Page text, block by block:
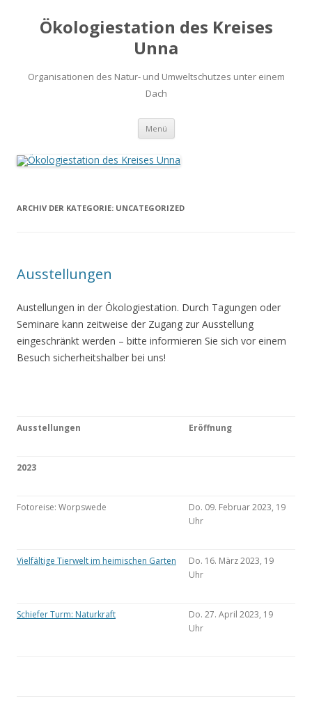
Ökologiestation des Kreises
Unna
Organisationen des Natur- und Umweltschutzes unter einem
Dach
Menü Zum
springen
ARCHIV DER KATEGORIE: UNCATEGORIZED
Ausstellungen
Austellungen in der Ökologiestation. Durch Tagungen oder
Seminare kann zeitweise der Zugang zur Ausstellung
eingeschränkt werden – bitte informieren Sie sich vor einem
Besuch sicherheitshalber bei uns!
Ausstellungen Eröffnung
2023
Fotoreise: Worpswede
Do. 09. Februar 2023, 19
Uhr
Vielfältige Tierwelt im heimischen Garten
Do. 16. März 2023, 19
Uhr
Schiefer Turm: Naturkraft
Do. 27. April 2023, 19
Uhr